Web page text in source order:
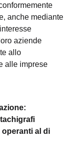
anche mediante
aziende
allo
alle imprese
al di